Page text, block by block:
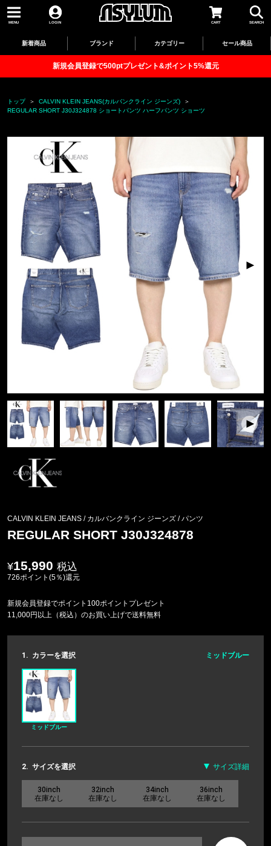
MENU LOGIN CART SEARCH
新着商品 ブランド カテゴリー セール商品
新規会員登録で500ptプレゼント&ポイント5%還元
トップ
CALVIN KLEIN JEANS(カルバンクライン ジーンズ)
REGULAR SHORT J30J324878 ショートパンツ ハーフパンツ ショーツ
CALVIN KLEIN JEANS / カルバンクライン ジーンズ /パンツ
REGULAR SHORT J30J324878
15,990 税込
726ポイント(5％)還元
新規会員登録でポイント100ポイントプレゼント
11,000円以上（税込）のお買い上げで送料無料
1. カラーを選択 ミッドブルー
ミッドブルー
2. サイズを選択 サイズ詳細
30inch
在庫なし
32inch
在庫なし
34inch
在庫なし
36inch
在庫なし